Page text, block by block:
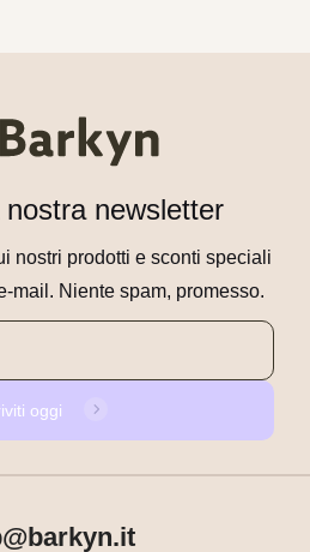
newsletter
nostri prodotti e sconti speciali
mail. Niente spam, promesso.
oggi